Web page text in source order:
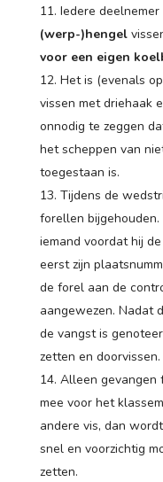
Iedere
(werp-)hengel
voor een eigen
Het is (evenals
vissen met driehaak
onnodig te zeggen
het scheppen van
toegestaan is.
Tijdens de
forellen
iemand voordat hij
eerst zijn
de forel aan de
aangewezen. Nadat
de vangst is
zetten en doorvissen.
Alleen gevangen
mee voor het
andere vis, dan
snel en voorzichtig
zetten.